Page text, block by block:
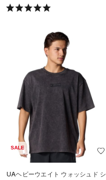
SALE
UAヘビーウエイト ウォッシュド シ